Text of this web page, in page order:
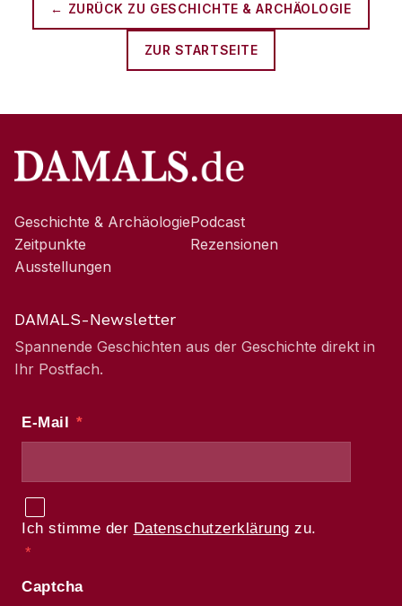
← ZURÜCK ZU GESCHICHTE & ARCHÄOLOGIE
ZUR STARTSEITE
Geschichte & Archäologie
Zeitpunkte
Ausstellungen
Podcast
Rezensionen
DAMALS-Newsletter
Spannende Geschichten aus der Geschichte direkt in
Ihr Postfach.